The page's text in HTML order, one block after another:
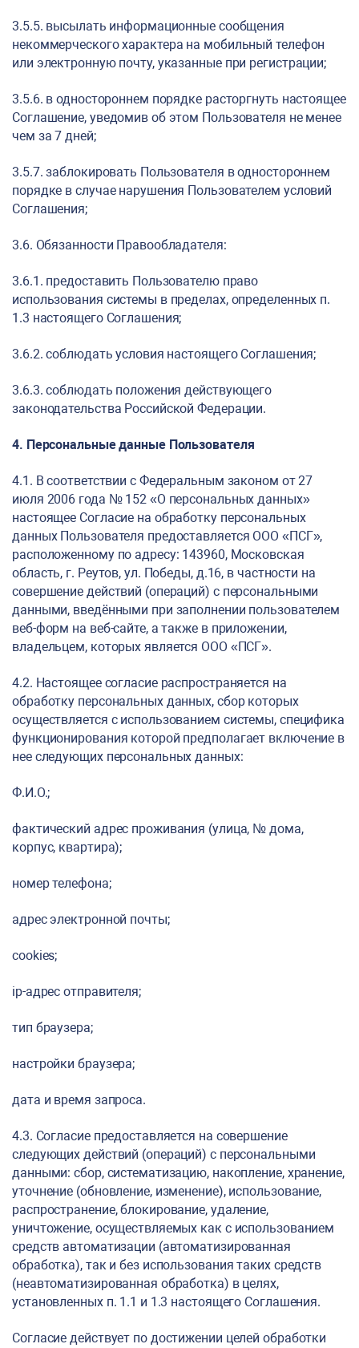
3.5.5. высылать информационные сообщения
некоммерческого характера на мобильный телефон
или электронную почту, указанные при регистрации;
3.5.6. в одностороннем порядке расторгнуть настоящее
Соглашение, уведомив об этом Пользователя не менее
чем за 7 дней;
3.5.7. заблокировать Пользователя в одностороннем
порядке в случае нарушения Пользователем условий
Соглашения;
3.6. Обязанности Правообладателя:
3.6.1. предоставить Пользователю право
использования системы в пределах, определенных п.
1.3 настоящего Соглашения;
3.6.2. соблюдать условия настоящего Соглашения;
3.6.3. соблюдать положения действующего
законодательства Российской Федерации.
4. Персональные данные Пользователя
4.1. В соответствии с Федеральным законом от 27
июля 2006 года № 152 «О персональных данных»
настоящее Согласие на обработку персональных
данных Пользователя предоставляется ООО «ПСГ»,
расположенному по адресу: 143960, Московская
область, г. Реутов, ул. Победы, д.16, в частности на
совершение действий (операций) с персональными
данными, введёнными при заполнении пользователем
веб-форм на веб-сайте, а также в приложении,
владельцем, которых является ООО «ПСГ».
4.2. Настоящее согласие распространяется на
обработку персональных данных, сбор которых
осуществляется с использованием системы, специфика
функционирования которой предполагает включение в
нее следующих персональных данных:
Ф.И.О.;
фактический адрес проживания (улица, № дома,
корпус, квартира);
номер телефона;
адрес электронной почты;
cookies;
ip-адрес отправителя;
тип браузера;
настройки браузера;
дата и время запроса.
4.3. Согласие предоставляется на совершение
следующих действий (операций) с персональными
данными: сбор, систематизацию, накопление, хранение,
уточнение (обновление, изменение), использование,
распространение, блокирование, удаление,
уничтожение, осуществляемых как с использованием
средств автоматизации (автоматизированная
обработка), так и без использования таких средств
(неавтоматизированная обработка) в целях,
установленных п. 1.1 и 1.3 настоящего Соглашения.
Согласие действует по достижении целей обработки